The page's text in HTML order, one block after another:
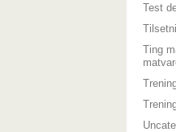
Test
Ting